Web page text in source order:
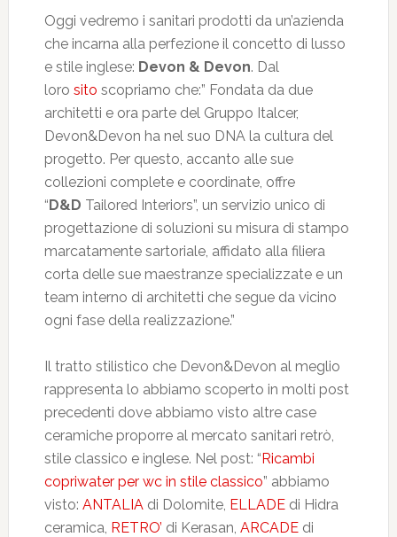
Oggi vedremo i sanitari prodotti da un’azienda
che incarna alla perfezione il concetto di lusso
e stile inglese: Devon & Devon. Dal
loro sito scopriamo che:” Fondata da due
architetti e ora parte del Gruppo Italcer,
Devon&Devon ha nel suo DNA la cultura del
progetto. Per questo, accanto alle sue
collezioni complete e coordinate, offre
“D&D Tailored Interiors”, un servizio unico di
progettazione di soluzioni su misura di stampo
marcatamente sartoriale, affidato alla filiera
corta delle sue maestranze specializzate e un
team interno di architetti che segue da vicino
ogni fase della realizzazione.”
Il tratto stilistico che Devon&Devon al meglio
rappresenta lo abbiamo scoperto in molti post
precedenti dove abbiamo visto altre case
ceramiche proporre al mercato sanitari retrò,
stile classico e inglese. Nel post: “Ricambi
copriwater per wc in stile classico” abbiamo
visto: ANTALIAdi Dolomite, ELLADEdi Hidra
ceramica, RETRO’ di Kerasan, ARCADEdi